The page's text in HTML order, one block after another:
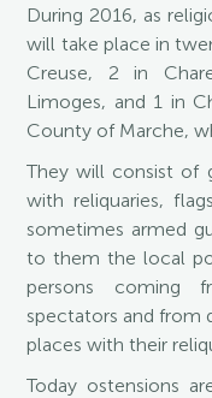
During 2016, as
will take place in
Creuse, 2 in
Limoges, and 1 in
County of Marche,
They will consist of
with reliquaries,
sometimes armed
to them the local
persons coming
spectators and from
places with their
Today ostensions